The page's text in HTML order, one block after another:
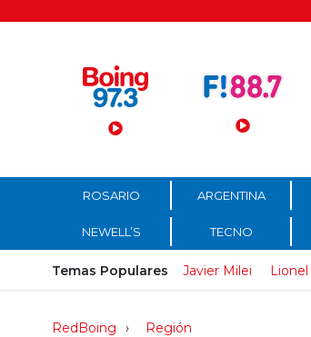
Menú Principal
ROSARIO ARGENTINA
NEWELL’S TECNO
Temas Populares Javier Milei Lionel
RedBoing Región